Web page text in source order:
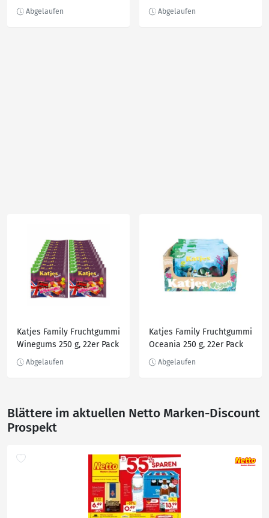
Katjes Family Fruchtgummi
Winegums 250 g, 22er Pack
Katjes Family Fruchtgummi
Oceania 250 g, 22er Pack
Blättere im aktuellen Netto Marken-Discount
Prospekt